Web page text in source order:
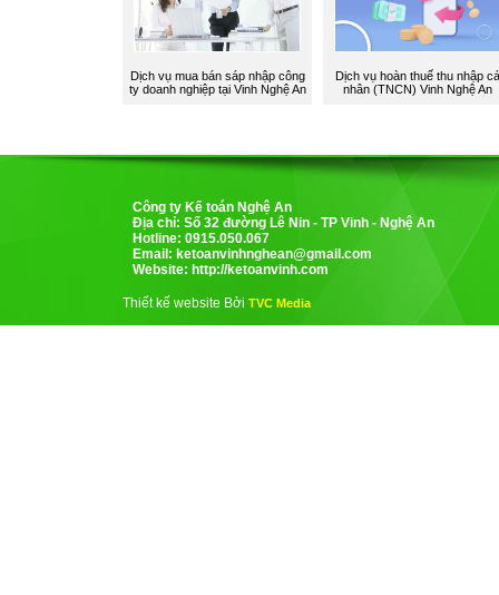
Dịch vụ mua bán sáp nhập công
ty doanh nghiệp tại Vinh Nghệ An
Dịch vụ hoàn thuế thu nhập cá
nhân (TNCN) Vinh Nghệ An
Công ty Kế toán Nghệ An
Địa chỉ: Số 32 đường Lê Nin - TP Vinh - Nghệ An
Hotline: 0915.050.067
Email: ketoanvinhnghean@gmail.com
Website: http://ketoanvinh.com
Thiết kế website Bởi TVC Media